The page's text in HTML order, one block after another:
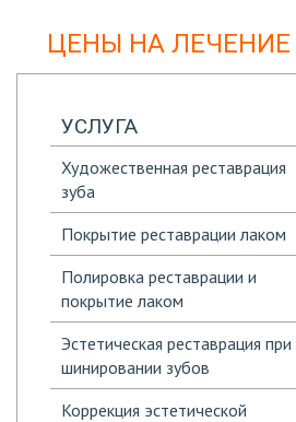
ЦЕНЫ НА
УСЛУГА
Художественная реставрация
зуба
Покрытие реставрации лаком
Полировка реставрации и
покрытие лаком
Эстетическая реставрация при
шинировании зубов
Коррекция эстетической